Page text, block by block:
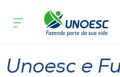
Cursos
acontece
Unoesc e